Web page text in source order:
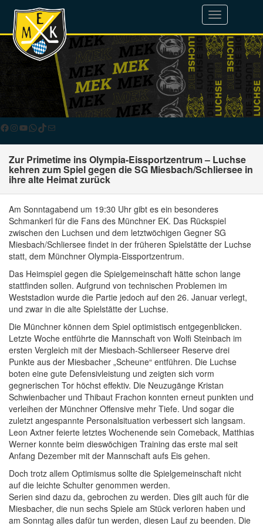
Toggle
navigation
Facebook
Instagram
YouTube
WhatsApp
TikTok
E-Mail
Zur Primetime ins Olympia-Eissportzentrum – Luchse
kehren zum Spiel gegen die SG Miesbach/Schliersee in
ihre alte Heimat zurück
Am Sonntagabend um 19:30 Uhr gibt es ein besonderes
Schmankerl für die Fans des Münchner EK. Das Rückspiel
zwischen den Luchsen und dem letztwöchigen Gegner SG
Miesbach/Schliersee findet in der früheren Spielstätte der Luchse
statt, dem Münchner Olympia-Eissportzentrum.
Das Heimspiel gegen die Spielgemeinschaft hätte schon lange
stattfinden sollen. Aufgrund von technischen Problemen im
Weststadion wurde die Partie jedoch auf den 26. Januar verlegt,
und zwar in die alte Spielstätte der Luchse.
Die Münchner können dem Spiel optimistisch entgegenblicken.
Letzte Woche entführte die Mannschaft von Wolfi Steinbach im
ersten Vergleich mit der Miesbach-Schlierseer Reserve drei
Punkte aus der Miesbacher „Scheune“ entführen. Die Luchse
boten eine gute Defensivleistung und zeigten sich vorm
gegnerischen Tor höchst effektiv. Die Neuzugänge Kristan
Schwienbacher und Thibaut Frachon konnten erneut punkten und
verleihen der Münchner Offensive mehr Tiefe. Und sogar die
zuletzt angespannte Personalsituation verbessert sich langsam.
Leon Axtner feierte letztes Wochenende sein Comeback, Matthias
Werner konnte beim dieswöchigen Training das erste mal seit
Anfang Dezember mit der Mannschaft aufs Eis gehen.
Doch trotz allem Optimismus sollte die Spielgemeinschaft nicht
auf die leichte Schulter genommen werden.
Serien sind dazu da, gebrochen zu werden. Dies gilt auch für die
Miesbacher, die nun sechs Spiele am Stück verloren haben und
am Sonntag alles dafür tun werden, diesen Lauf zu beenden. Die